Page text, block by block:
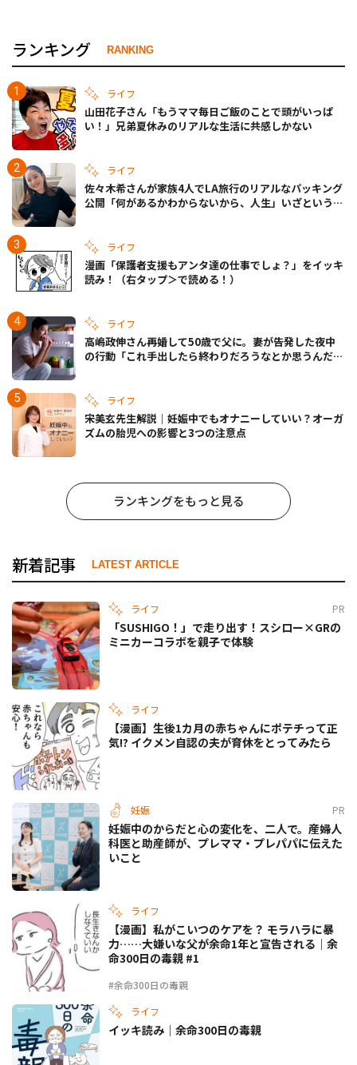
ランキング RANKING
ライフ
山田花子さん「もうママ毎日ご飯のことで頭がいっぱ
い！」兄弟夏休みのリアルな生活に共感しかない
ライフ
佐々木希さんが家族4人でLA旅行のリアルなパッキング
公開「何があるかわからないから、人生」いざというと
ライフ
漫画「保護者支援もアンタ達の仕事でしょ？」をイッキ
読み！（右タップ＞で読める！）
ライフ
高嶋政伸さん再婚して50歳で父に。妻が告発した夜中
の行動「これ手出したら終わりだろうなとか思うんだけ
ライフ
宋美玄先生解説｜妊娠中でもオナニーしていい？オーガ
ズムの胎児への影響と3つの注意点
ランキングをもっと見る
新着記事 LATEST ARTICLE
ライフ PR
「SUSHIGO！」で走り出す！スシロー×GRの
ミニカーコラボを親子で体験
ライフ
【漫画】生後1カ月の赤ちゃんにポテチって正
気!? イクメン自認の夫が育休をとってみたら
妊娠 PR
妊娠中のからだと心の変化を、二人で。産婦人
科医と助産師が、プレママ・プレパパに伝えた
いこと
ライフ
#余命300日の毒親
【漫画】私がこいつのケアを？ モラハラに暴
力……大嫌いな父が余命1年と宣告される｜余
命300日の毒親 #1
ライフ
イッキ読み｜余命300日の毒親